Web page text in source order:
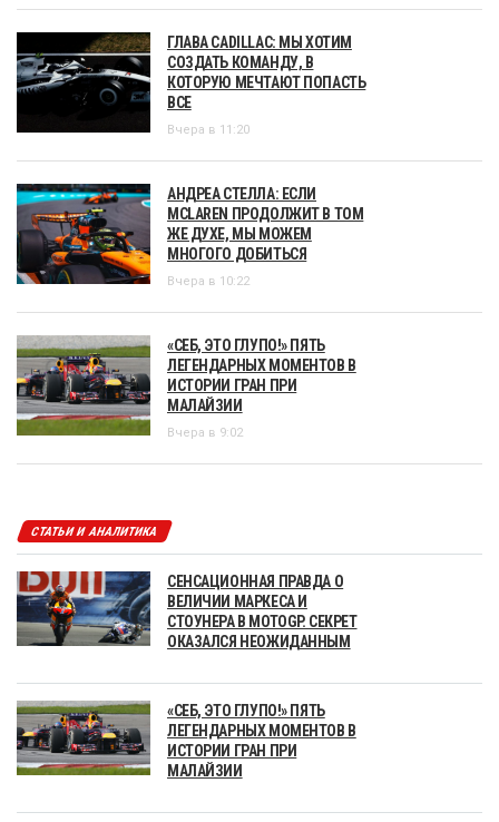
ГЛАВА CADILLAC: МЫ ХОТИМ
СОЗДАТЬ КОМАНДУ, В
КОТОРУЮ МЕЧТАЮТ ПОПАСТЬ
ВСЕ
Вчера в 11:20
АНДРЕА СТЕЛЛА: ЕСЛИ
MCLAREN ПРОДОЛЖИТ В ТОМ
ЖЕ ДУХЕ, МЫ МОЖЕМ
МНОГОГО ДОБИТЬСЯ
Вчера в 10:22
«СЕБ, ЭТО ГЛУПО!» ПЯТЬ
ЛЕГЕНДАРНЫХ МОМЕНТОВ В
ИСТОРИИ ГРАН ПРИ
МАЛАЙЗИИ
Вчера в 9:02
СТАТЬИ И АНАЛИТИКА
СЕНСАЦИОННАЯ ПРАВДА О
ВЕЛИЧИИ МАРКЕСА И
СТОУНЕРА В MOTOGP. СЕКРЕТ
ОКАЗАЛСЯ НЕОЖИДАННЫМ
«СЕБ, ЭТО ГЛУПО!» ПЯТЬ
ЛЕГЕНДАРНЫХ МОМЕНТОВ В
ИСТОРИИ ГРАН ПРИ
МАЛАЙЗИИ